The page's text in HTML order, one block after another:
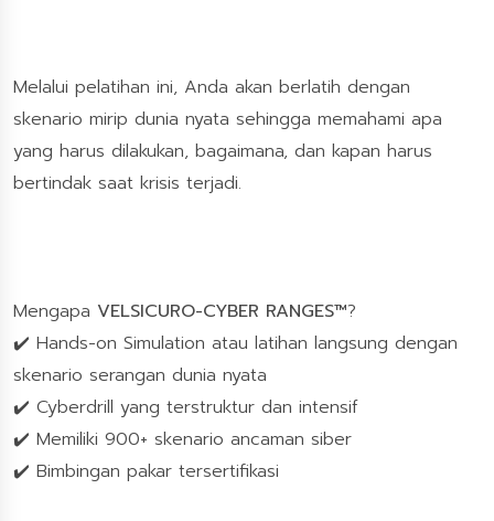
Melalui pelatihan ini, Anda akan berlatih dengan
skenario mirip dunia nyata sehingga memahami apa
yang harus dilakukan, bagaimana, dan kapan harus
bertindak saat krisis terjadi.
Mengapa VELSICURO-CYBER RANGES™?
✔️ Hands-on Simulation atau latihan langsung dengan
skenario serangan dunia nyata
✔️ Cyberdrill yang terstruktur dan intensif
✔️ Memiliki 900+ skenario ancaman siber
✔️ Bimbingan pakar tersertifikasi